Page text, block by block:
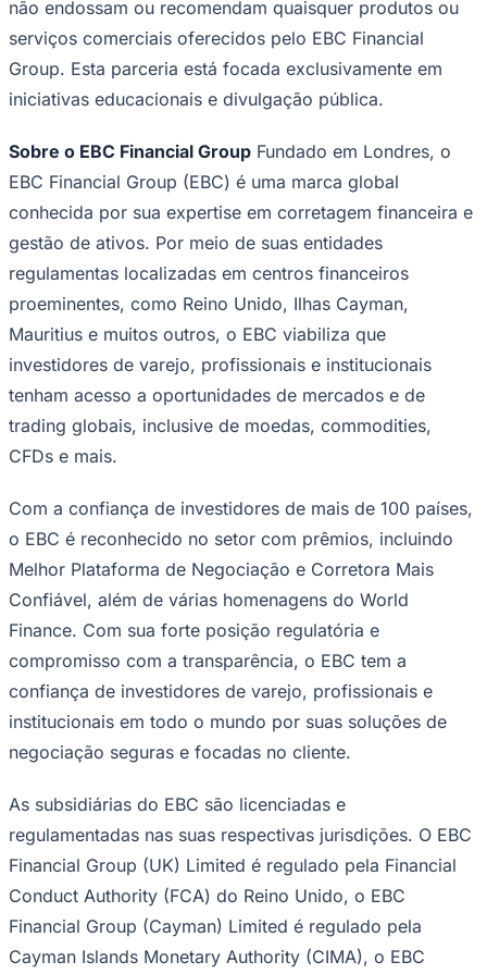
Santos
Flamengo
não endossam ou recomendam quaisquer produtos ou
serviços comerciais oferecidos pelo EBC Financial
Group. Esta parceria está focada exclusivamente em
iniciativas educacionais e divulgação pública.
Sobre o EBC Financial Group Fundado em Londres, o
EBC Financial Group (EBC) é uma marca global
conhecida por sua expertise em corretagem financeira e
gestão de ativos. Por meio de suas entidades
regulamentas localizadas em centros financeiros
proeminentes, como Reino Unido, Ilhas Cayman,
Mauritius e muitos outros, o EBC viabiliza que
investidores de varejo, profissionais e institucionais
tenham acesso a oportunidades de mercados e de
trading globais, inclusive de moedas, commodities,
CFDs e mais.
Com a confiança de investidores de mais de 100 países,
o EBC é reconhecido no setor com prêmios, incluindo
Melhor Plataforma de Negociação e Corretora Mais
Confiável, além de várias homenagens do World
Finance. Com sua forte posição regulatória e
compromisso com a transparência, o EBC tem a
confiança de investidores de varejo, profissionais e
institucionais em todo o mundo por suas soluções de
negociação seguras e focadas no cliente.
As subsidiárias do EBC são licenciadas e
regulamentadas nas suas respectivas jurisdições. O EBC
Financial Group (UK) Limited é regulado pela Financial
Conduct Authority (FCA) do Reino Unido, o EBC
Financial Group (Cayman) Limited é regulado pela
Cayman Islands Monetary Authority (CIMA), o EBC